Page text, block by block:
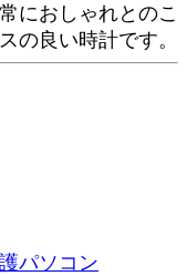
におしゃれとのこ
の良い時計です。
パソコン